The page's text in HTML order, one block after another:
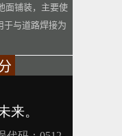
面铺装，主要使
于与道路焊接为